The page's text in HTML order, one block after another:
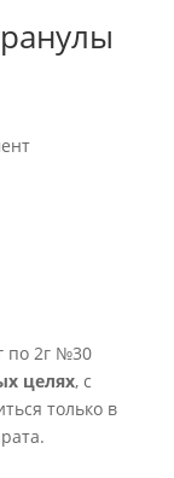
по 2г №30
целях, с
только в